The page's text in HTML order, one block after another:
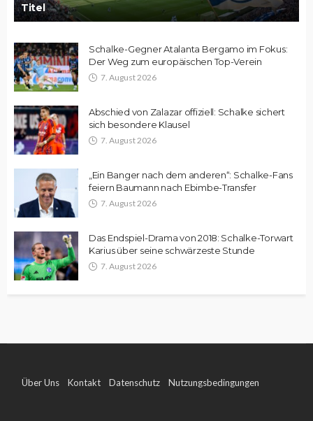
Titel
Schalke-Gegner Atalanta Bergamo im Fokus:
Der Weg zum europäischen Top-Verein
7. August 2026
Abschied von Zalazar offiziell: Schalke sichert
sich besondere Klausel
7. August 2026
„Ein Banger nach dem anderen“: Schalke-Fans
feiern Baumann nach Ebimbe-Transfer
7. August 2026
Das Endspiel-Drama von 2018: Schalke-Torwart
Karius über seine schwärzeste Stunde
7. August 2026
Über Uns Kontakt Datenschutz Nutzungsbedingungen